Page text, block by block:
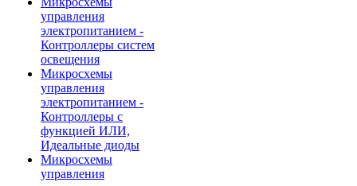
управления
электропитанием -
Контроллеры систем
освещения
Микросхемы
управления
электропитанием -
Контроллеры с
функцией ИЛИ,
Идеальные диоды
Микросхемы
управления